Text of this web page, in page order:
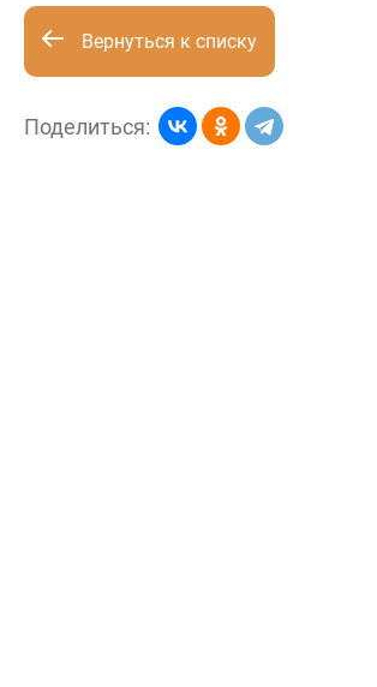
Вернуться к списку
Поделиться: